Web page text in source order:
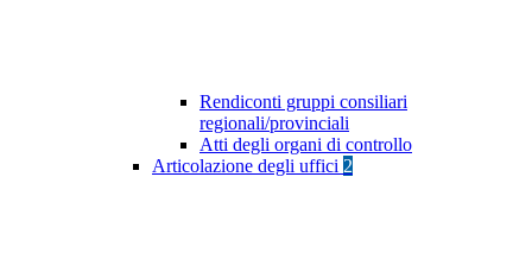
Rendiconti gruppi consiliari
regionali/provinciali
Atti degli organi di controllo
Articolazione degli uffici 2